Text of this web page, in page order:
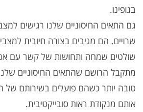
בגופינו.
גם התאים החיסוניים שלנו רגישים
שרויים. הם מגיבים בצורה חיובית
שולטים שמחה ותחושות של קשר עם
מתקבל הרושם שהתאים החיסוניים
טובה יותר כשהם פועלים בשירותם של
אותם מנקודת ראות סובייקטיבית.